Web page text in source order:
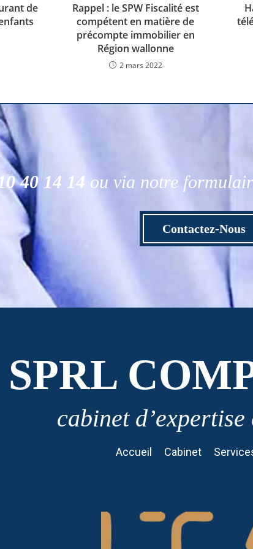
de
Rappel : le SPW Fiscalité est
compétent en matière de
précompte immobilier en
Région wallonne
2 mars 2022
40 14 14 ou via notre
Contactez-Nous
SPRL
cabinet
Accueil Cabinet